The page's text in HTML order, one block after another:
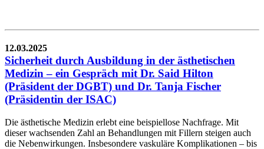
12.03.2025
Sicherheit durch Ausbildung in der ästhetischen
Medizin – ein Gespräch mit Dr. Said Hilton
(Präsident der DGBT) und Dr. Tanja Fischer
(Präsidentin der ISAC)
Die ästhetische Medizin erlebt eine beispiellose Nachfrage. Mit
dieser wachsenden Zahl an Behandlungen mit Fillern steigen auch
die Nebenwirkungen. Insbesondere vaskuläre Komplikationen – bis